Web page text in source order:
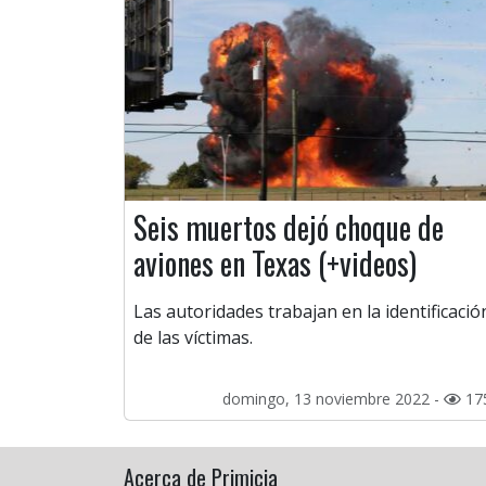
Seis muertos dejó choque de
aviones en Texas (+videos)
Las autoridades trabajan en la
de las víctimas.
domingo, 13 noviembre 2022 -
Acerca de Primicia